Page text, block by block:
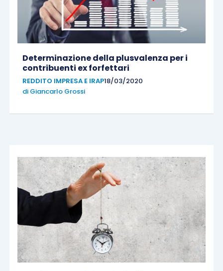
Determinazione della plusvalenza per i
contribuenti ex forfettari
REDDITO IMPRESA E IRAP18/03/2020
di Giancarlo Grossi